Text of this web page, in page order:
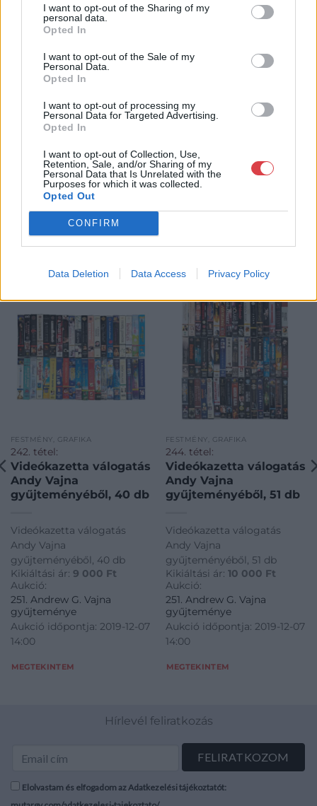
I want to opt-out of the Sharing of my
personal data.
Opted In
I want to opt-out of the Sale of my
Personal Data.
Opted In
I want to opt-out of processing my
Personal Data for Targeted Advertising.
Opted In
I want to opt-out of Collection, Use,
Retention, Sale, and/or Sharing of my
Personal Data that Is Unrelated with the
Purposes for which it was collected.
Opted Out
CONFIRM
Data Deletion Data Access Privacy Policy
Weboldal:
bútorok, szőnyegek, üveg, porcelán és ezüst tárgyak, ékszerek,
néprajzi tárgyak értékesítése és aukcionálása. Hagyatékok és
a tárgyfelvétel folyamatos.
FESTMÉNY, GRAFIKA
242. tétel:
Videókazetta válogatás
Andy Vajna
gyűjteményéből, 40 db
Videókazetta válogatás
Andy Vajna
gyűjteményéből, 40 db
Kikiáltási ár: 9 000 Ft
Aukció:
251. Andrew G. Vajna
gyűjteménye
Aukció időpontja: 2019-12-07
14:00
MEGTEKINTEM
FESTMÉNY, GRAFIKA
244. tétel:
Videókazetta válogatás
Andy Vajna
gyűjteményéből, 51 db
Videókazetta válogatás
Andy Vajna
gyűjteményéből, 51 db
Kikiáltási ár: 10 000 Ft
Aukció:
251. Andrew G. Vajna
gyűjteménye
Aukció időpontja: 2019-12-07
14:00
MEGTEKINTEM
Hírlevél feliratkozás
Elolvastam és elfogadom az Adatkezelési tájékoztatót: